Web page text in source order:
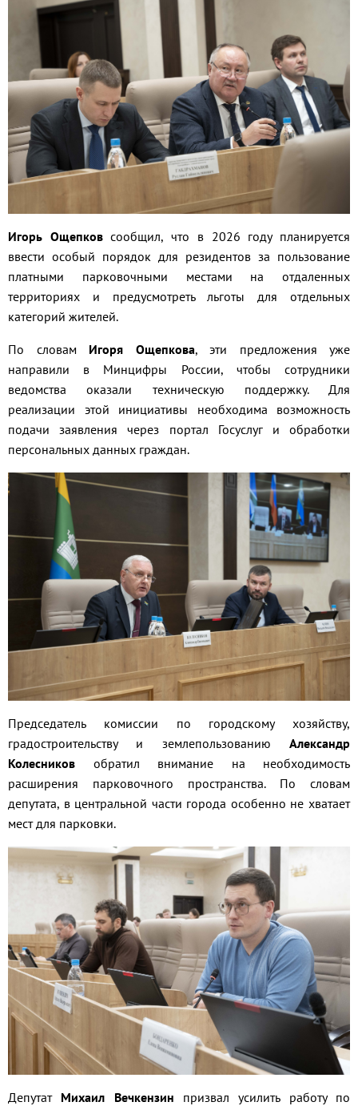
Игорь Ощепковсообщил, что в 2026 году планируется
ввести особый порядок для резидентов за пользование
платными парковочными местами на отдаленных
территориях и предусмотреть льготы для отдельных
категорий жителей.
По словам Игоря Ощепкова, эти предложения уже
направили в Минцифры России, чтобы сотрудники
ведомства оказали техническую поддержку. Для
реализации этой инициативы необходима возможность
подачи заявления через портал Госуслуг и обработки
персональных данных граждан.
Председатель комиссии по городскому хозяйству,
градостроительству и землепользованию Александр
Колесников обратил внимание на необходимость
расширения парковочного пространства. По словам
депутата, в центральной части города особенно не хватает
мест для парковки.
Депутат Михаил Вечкензин призвал усилить работу по